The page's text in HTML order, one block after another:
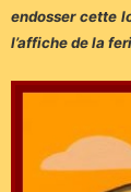
endosser cette
l’affiche de la